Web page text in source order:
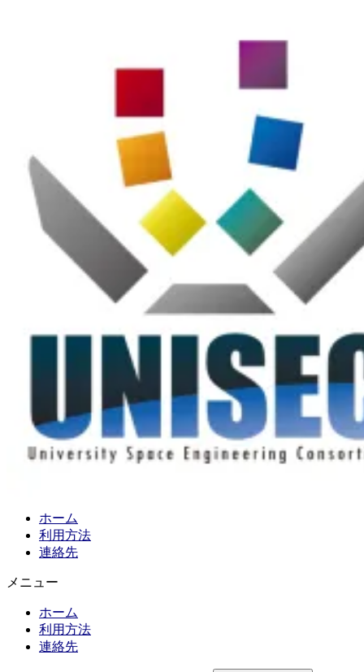
ホーム
利用方法
連絡先
メニュー
ホーム
利用方法
連絡先